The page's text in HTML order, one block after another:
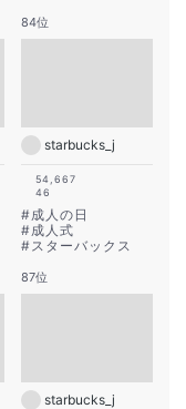
84位
starbucks_j
54,667
46
#成人の日
#成人式
#スターバックス
87位
starbucks_j